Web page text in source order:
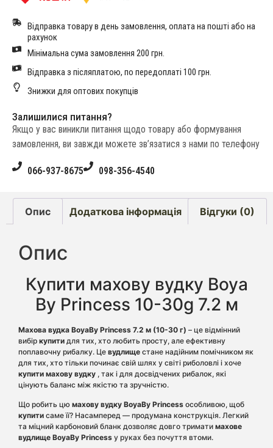
Відправка товару в день замовлення, оплата на пошті або на
рахунок
Мінімальна сума замовлення 200 грн.
Відправка з післяплатою, по передоплаті 100 грн.
Знижки для оптових покупців
Залишилися питання?
Якщо у вас виникли питання щодо товару або формування
замовлення, ви завжди можете зв’язатися з нами по телефону
066-937-8675 098-356-4540
Опис Додаткова інформація Відгуки (0)
Опис
Купити махову вудку Boya
By Princess 10-30g 7.2 м
Махова вудка BoyaBy Princess 7.2 м (10-30 г) – це відмінний
вибір купити для тих, хто любить просту, але ефективну
поплавочну рибалку. Це вудлище стане надійним помічником як
для тих, хто тільки починає свій шлях у світі риболовлі і хоче
купити махову вудку , так і для досвідчених рибалок, які
цінують баланс між якістю та зручністю.
Що робить цю махову вудку BoyaBy Princess особливою, щоб
купити саме її? Насамперед — продумана конструкція. Легкий
та міцний карбоновий бланк дозволяє довго тримати махове
вудлище BoyaBy Princess у руках без почуття втоми.